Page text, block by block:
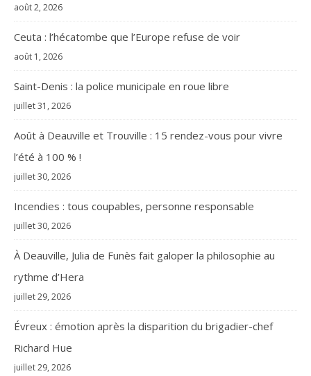
août 2, 2026
Ceuta : l’hécatombe que l’Europe refuse de voir
août 1, 2026
Saint-Denis : la police municipale en roue libre
juillet 31, 2026
Août à Deauville et Trouville : 15 rendez-vous pour vivre
l’été à 100 % !
juillet 30, 2026
Incendies : tous coupables, personne responsable
juillet 30, 2026
À Deauville, Julia de Funès fait galoper la philosophie au
rythme d’Hera
juillet 29, 2026
Évreux : émotion après la disparition du brigadier-chef
Richard Hue
juillet 29, 2026